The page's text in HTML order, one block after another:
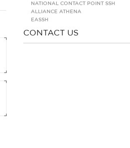
NATIONAL CONTACT POINT SSH
ALLIANCE ATHENA
EASSH
CONTACT US